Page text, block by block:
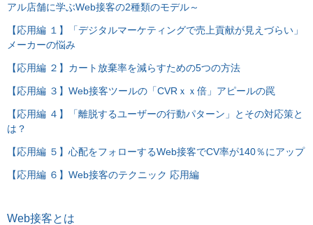
アル店舗に学ぶWeb接客の2種類のモデル～
【応用編 １】「デジタルマーケティングで売上貢献が見えづらい」
メーカーの悩み
【応用編 ２】カート放棄率を減らすための5つの方法
【応用編 ３】Web接客ツールの「CVRｘｘ倍」アピールの罠
【応用編 ４】「離脱するユーザーの行動パターン」とその対応策と
は？
【応用編 ５】心配をフォローするWeb接客でCV率が140％にアップ
【応用編 ６】Web接客のテクニック 応用編
Web接客とは